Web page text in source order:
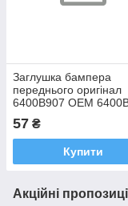
Заглушка бампера
переднього оригінал
6400B907 OEM
Міцубісі Аутлендер
2015
57 ₴
Купити
Акційні